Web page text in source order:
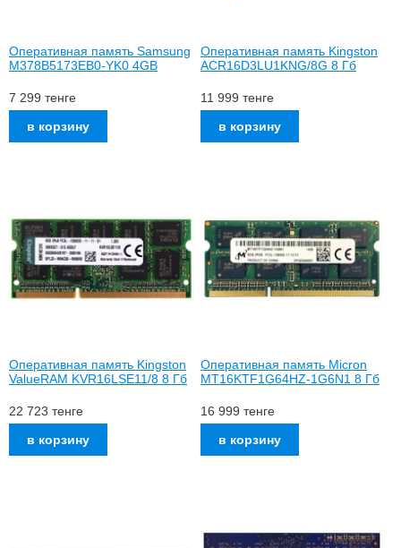
Оперативная память Samsung
M378B5173EB0-YK0 4GB
7 299 тенге
Оперативная память Kingston
ACR16D3LU1KNG/8G 8 Гб
11 999 тенге
Оперативная память Kingston
ValueRAM KVR16LSE11/8 8 Гб
22 723 тенге
Оперативная память Micron
MT16KTF1G64HZ-1G6N1 8 Гб
16 999 тенге